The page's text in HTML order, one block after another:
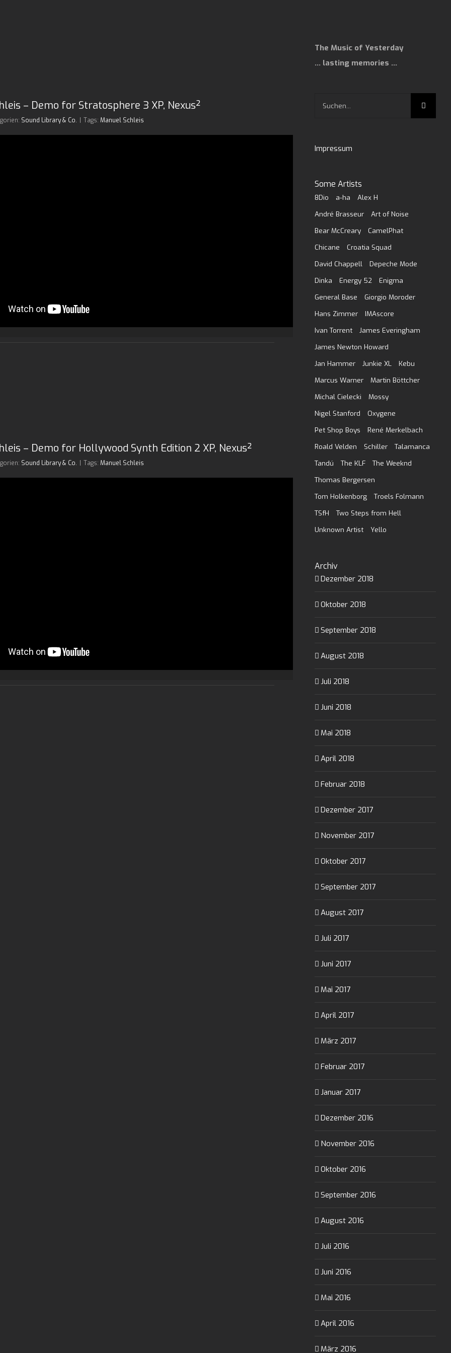
– Demo for Stratosphere 3 XP, Nexus²
Sound Library & Co. Tags: Manuel Schleis
– Demo for Hollywood Synth Edition 2 XP, Nexus²
Sound Library & Co. Tags: Manuel Schleis
The Music of Yesterday
… lasting memories …
Impressum
Some Artists
8Dio a-ha
Alex H
André Brasseur
Art of Noise
Bear McCreary
CamelPhat
Chicane
Croatia Squad
David Chappell
Depeche Mode
Dinka
Energy 52
Enigma
General Base
Giorgio Moroder
Hans Zimmer
IMAscore
Ivan Torrent
James Everingham
James Newton Howard
Jan Hammer
Junkie XL
Kebu
Marcus Warner
Martin Böttcher
Michal Cielecki
Mossy
Nigel Stanford
Oxygene
Pet Shop Boys
René Merkelbach
Roald Velden
Schiller
Talamanca
Tandú
The KLF
The Weeknd
Thomas Bergersen
Tom Holkenborg
Troels Folmann
TSfH
Two Steps from Hell
Unknown Artist
Yello
Archiv
Dezember 2018
Oktober 2018
September 2018
August 2018
Juli 2018
Juni 2018
Mai 2018
April 2018
Februar 2018
Dezember 2017
November 2017
Oktober 2017
September 2017
August 2017
Juli 2017
Juni 2017
Mai 2017
April 2017
März 2017
Februar 2017
Januar 2017
Dezember 2016
November 2016
Oktober 2016
September 2016
August 2016
Juli 2016
Juni 2016
Mai 2016
April 2016
März 2016